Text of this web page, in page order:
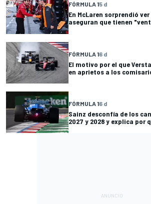
FÓRMULA 15 d
En McLaren sorprendió
aseguran que tienen
FÓRMULA 16 d
El motivo por el que
en aprietos a los
FÓRMULA 16 d
Sainz desconfía de los
2027 y 2028 y explica por